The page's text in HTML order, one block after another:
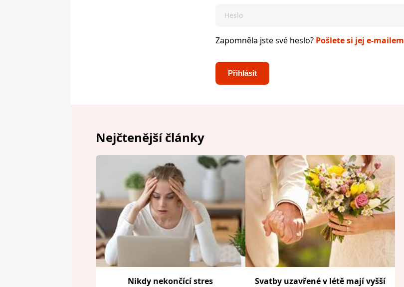
Zapomněla jste své heslo? Pošlete si jej e-mailem
Nejčtenější články
Nikdy nekončící stres
Svatby uzavřené v létě mají vyšší